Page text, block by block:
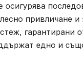
осигурява
привличане
едно и